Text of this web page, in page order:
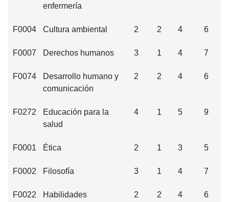
enfermería
F0004 Cultura ambiental 2 2 4 6
F0007 Derechos humanos 3 1 4 7
F0074
Desarrollo humano y
comunicación
2 2 4 6
F0272
Educación para la
salud
4 1 5 9
F0001 Ética 2 1 3 5
F0002 Filosofía 3 1 4 7
F0022
Habilidades
2 2 4 6